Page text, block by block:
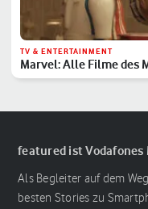
TV & ENTERTAINMENT
Marvel: Alle Filme des
Reihenfolge
featured ist
Als Begleiter auf dem
besten Stories zu